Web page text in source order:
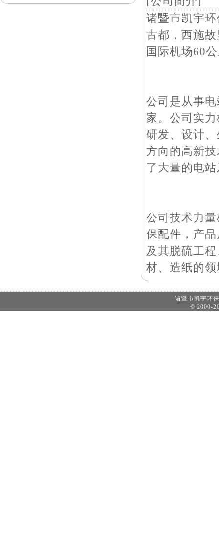
诸暨市凯宇
古都，西施
国际机场60
公司是从事
家。公司实
研发、设计
方向的高新
了大量的电
公司技术力
保配件，产
及其脱硫工
材、造纸的
诸暨市凯宇
© 2000-